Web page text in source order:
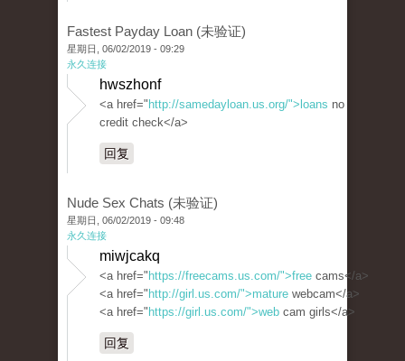
Fastest Payday Loan (未验证)
星期日, 06/02/2019 - 09:29
永久连接
hwszhonf
<a href=" http://samedayloan.us.org/">loans no
credit check</a>
回复
Nude Sex Chats (未验证)
星期日, 06/02/2019 - 09:48
永久连接
miwjcakq
<a href=" https://freecams.us.com/">free cams</a>
<a href=" http://girl.us.com/">mature webcam</a>
<a href=" https://girl.us.com/">web cam girls</a>
回复